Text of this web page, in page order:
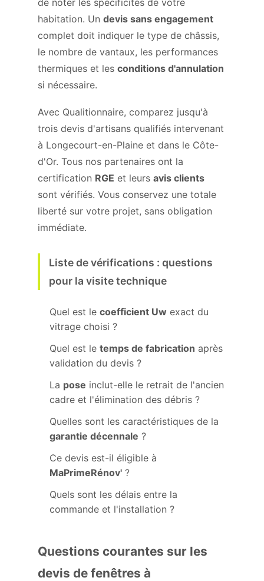
de noter les spécificités de votre
habitation. Un devis sans engagement
complet doit indiquer le type de châssis,
le nombre de vantaux, les performances
thermiques et les conditions d'annulation
si nécessaire.
Avec Qualitionnaire, comparez jusqu'à
trois devis d'artisans qualifiés intervenant
à Longecourt-en-Plaine et dans le Côte-
d'Or. Tous nos partenaires ont la
certification RGE et leurs avis clients
sont vérifiés. Vous conservez une totale
liberté sur votre projet, sans obligation
immédiate.
Liste de vérifications : questions
pour la visite technique
Quel est le coefficient Uw exact du
vitrage choisi ?
Quel est le temps de fabrication après
validation du devis ?
La pose inclut-elle le retrait de l'ancien
cadre et l'élimination des débris ?
Quelles sont les caractéristiques de la
garantie décennale ?
Ce devis est-il éligible à
MaPrimeRénov' ?
Quels sont les délais entre la
commande et l'installation ?
Questions courantes sur les
devis de fenêtres à